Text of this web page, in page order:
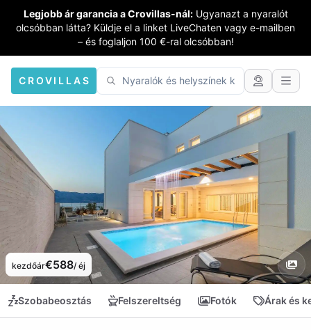
Legjobb ár garancia a Crovillas-nál: Ugyanazt a nyaralót
olcsóbban látta? Küldje el a linket LiveChaten vagy e-mailben
– és foglaljon 100 €-ral olcsóbban!
CROVILLAS
kezdőár€588/ éj
Szobabeosztás Felszereltség Fotók Árak és